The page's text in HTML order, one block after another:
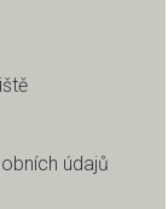
údajů